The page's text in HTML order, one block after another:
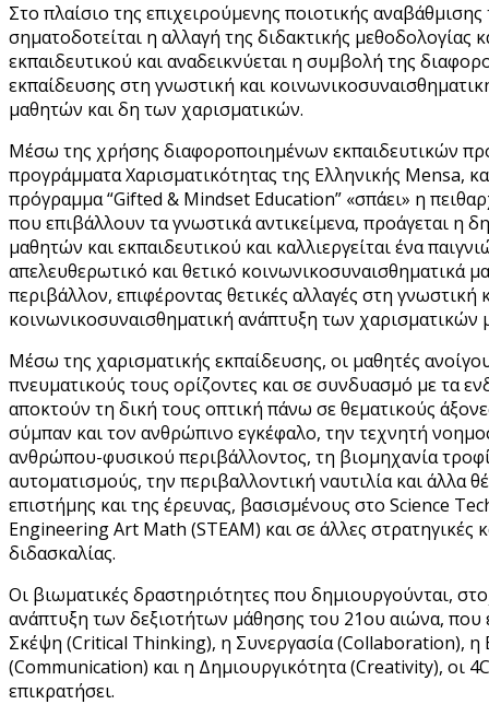
Στο πλαίσιο της επιχειρούμενης ποιοτικής
σηματοδοτείται η αλλαγή της διδακτικής μεθοδολογίας
εκπαιδευτικού και αναδεικνύεται η συμβολή της
εκπαίδευσης στη γνωστική και
μαθητών και δη των χαρισματικών.
Μέσω της χρήσης διαφοροποιημένων εκπαιδευτικών
προγράμματα Χαρισματικότητας της Ελληνικής Mensa,
πρόγραμμα “Gifted & Mindset Education” «σπάει» η
που επιβάλλουν τα γνωστικά αντικείμενα, προάγεται η
μαθητών και εκπαιδευτικού και καλλιεργείται ένα
απελευθερωτικό και θετικό κοινωνικοσυναισθηματικά
περιβάλλον, επιφέροντας θετικές αλλαγές στη γνωστική
κοινωνικοσυναισθηματική ανάπτυξη των χαρισματικών
Μέσω της χαρισματικής εκπαίδευσης, οι μαθητές
πνευματικούς τους ορίζοντες και σε συνδυασμό με τα
αποκτούν τη δική τους οπτική πάνω σε θεματικούς
σύμπαν και τον ανθρώπινο εγκέφαλο, την τεχνητή
ανθρώπου-φυσικού περιβάλλοντος, τη βιομηχανία
αυτοματισμούς, την περιβαλλοντική ναυτιλία και άλλα
επιστήμης και της έρευνας, βασισμένους στο Science
Engineering Art Math (STEAM) και σε άλλες στρατηγικές
διδασκαλίας.
Οι βιωματικές δραστηριότητες που δημιουργούνται,
ανάπτυξη των δεξιοτήτων μάθησης του 21ου αιώνα, που
Σκέψη (Critical Thinking), η Συνεργασία (Collaboration), η
(Communication) και η Δημιουργικότητα (Creativity), οι
επικρατήσει.